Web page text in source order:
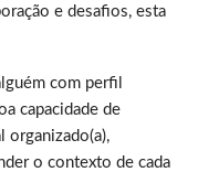
e desafios, esta
com perfil
capacidade de
organizado(a),
o contexto de cada